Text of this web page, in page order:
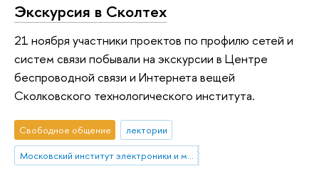
Экскурсия в Сколтех
21 ноября участники проектов по профилю сетей и
систем связи побывали на экскурсии в Центре
беспроводной связи и Интернета вещей
Сколковского технологического института.
Свободное общение
лектории
Московский институт электроники и математики им. А.Н. Тихонова